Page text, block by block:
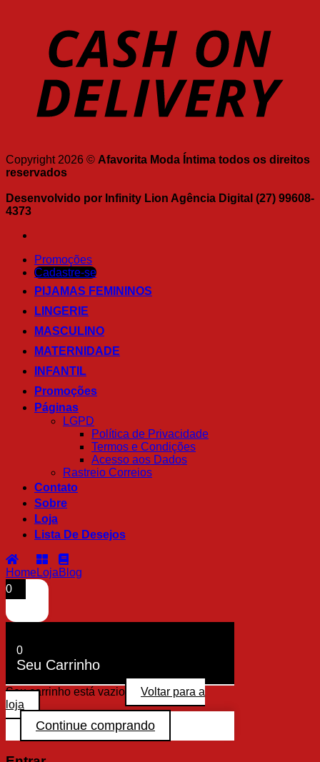
Copyright 2026 © Afavorita Moda Íntima todos os direitos
reservados
Desenvolvido por Infinity Lion Agência Digital (27) 99608-
4373
Promoções
Cadastre-se
PIJAMAS FEMININOS
LINGERIE
MASCULINO
MATERNIDADE
INFANTIL
Promoções
Páginas
LGPD
Política de Privacidade
Termos e Condições
Acesso aos Dados
Rastreio Correios
Contato
Sobre
Loja
Lista De Desejos
HomeLojaBlog
0
0
Seu Carrinho
Seu carrinho está vazio
Voltar para a
loja
Continue comprando